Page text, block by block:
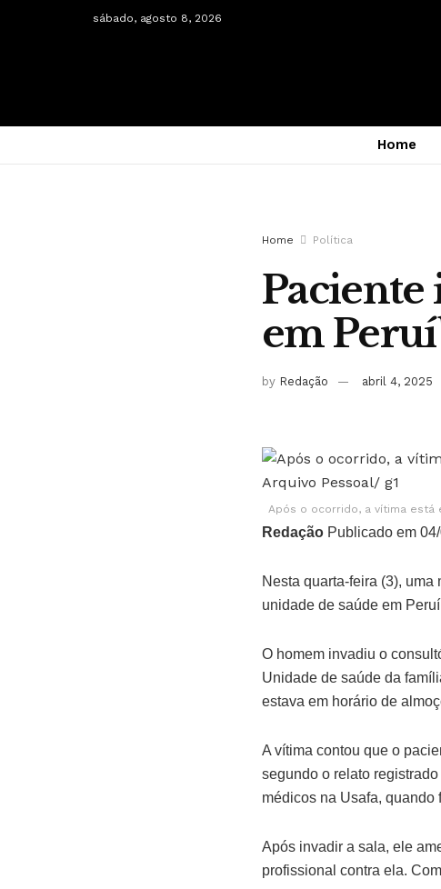
sábado, agosto 8, 2026
Home
Home Política
Paciente
em
by Redação abril 4, 2025
Após o ocorrido, a vítima está
Redação Publicado em
Nesta quarta-feira (3),
unidade de saúde em
O homem invadiu o
Unidade de saúde da
estava em horário de
A vítima contou que o
segundo o relato
médicos na Usafa, quando
Após invadir a sala, ele
profissional contra ela.